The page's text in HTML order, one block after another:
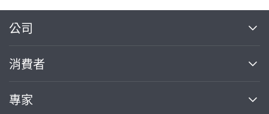
公司
關於我們
部落格
消費者
買服務
專家
繼續完成